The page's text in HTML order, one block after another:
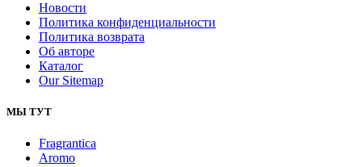
Новости
Политика конфиденциальности
Политика возврата
Об авторе
Каталог
Our Sitemap
МЫ ТУТ
Fragrantica
Aromo